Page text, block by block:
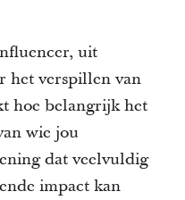
uit
het verspillen van
hoe belangrijk het
wie jou
dat veelvuldig
impact kan